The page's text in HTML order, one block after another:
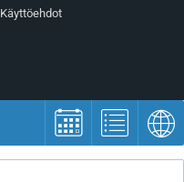
Käyttöehdot